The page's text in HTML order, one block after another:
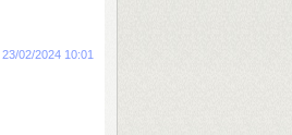
23/02/2024 10:01